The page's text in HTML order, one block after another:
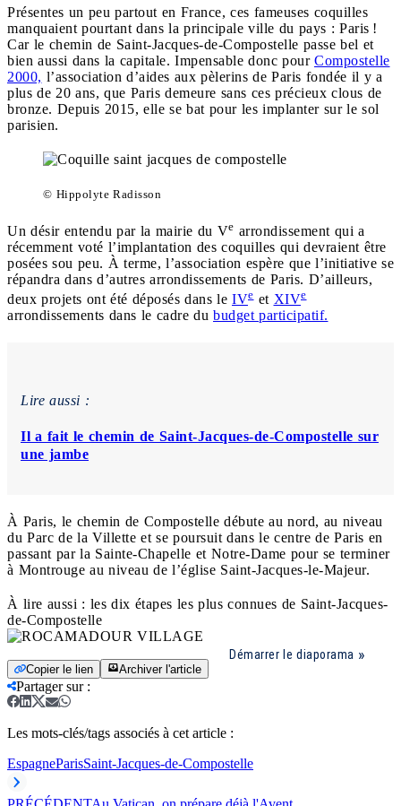
Présentes un peu partout en France, ces fameuses coquilles
manquaient pourtant dans la principale ville du pays : Paris !
Car le chemin de Saint-Jacques-de-Compostelle passe bel et
bien aussi dans la capitale. Impensable donc pour Compostelle
2000, l’association d’aides aux pèlerins de Paris fondée il y a
plus de 20 ans, que Paris demeure sans ces précieux clous de
bronze. Depuis 2015, elle se bat pour les implanter sur le sol
parisien.
© Hippolyte Radisson
Un désir entendu par la mairie du Ve arrondissement qui a
récemment voté l’implantation des coquilles qui devraient être
posées sou peu. À terme, l’association espère que l’initiative se
répandra dans d’autres arrondissements de Paris. D’ailleurs,
deux projets ont été déposés dans le IVeet XIVe
arrondissements dans le cadre du budget participatif.
Lire aussi :
Il a fait le chemin de Saint-Jacques-de-Compostelle sur
une jambe
À Paris, le chemin de Compostelle débute au nord, au niveau
du Parc de la Villette et se poursuit dans le centre de Paris en
passant par la Sainte-Chapelle et Notre-Dame pour se terminer
à Montrouge au niveau de l’église Saint-Jacques-le-Majeur.
À lire aussi : les dix étapes les plus connues de Saint-Jacques-
de-Compostelle
Démarrer le diaporama
Copier le lien Archiver l'article
Partager sur:
Les mots-clés/tags associés à cet article :
EspagneParisSaint-Jacques-de-Compostelle